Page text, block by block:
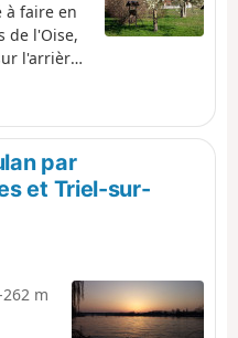
à faire en
de l'Oise,
l'arrière
est
sentiers.
par
et Triel-sur-
m